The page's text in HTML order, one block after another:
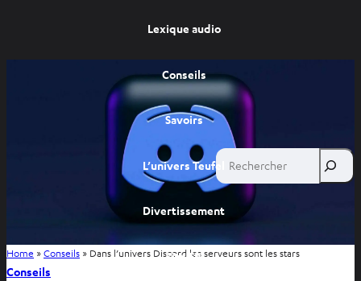
Lexique audio
Conseils
Savoirs
L’univers Teufel
Divertissement
Site FR
Rechercher
Home »Conseils » Dans l’univers Discord les serveurs sont les stars
Conseils